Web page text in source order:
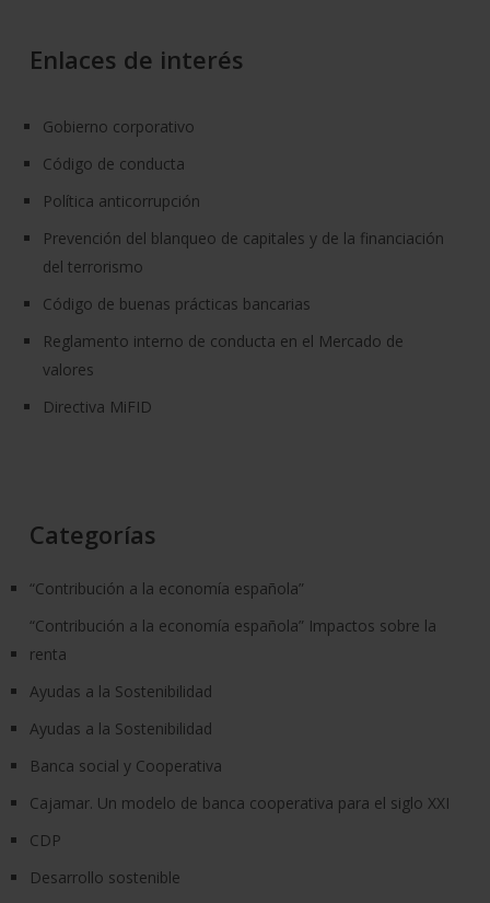
Enlaces de interés
Gobierno corporativo
Código de conducta
Política anticorrupción
Prevención del blanqueo de capitales y de la financiación
del terrorismo
Código de buenas prácticas bancarias
Reglamento interno de conducta en el Mercado de
valores
Directiva MiFID
Categorías
“Contribución a la economía española”
“Contribución a la economía española” Impactos sobre la
renta
Ayudas a la Sostenibilidad
Ayudas a la Sostenibilidad
Banca social y Cooperativa
Cajamar. Un modelo de banca cooperativa para el siglo XXI
CDP
Desarrollo sostenible